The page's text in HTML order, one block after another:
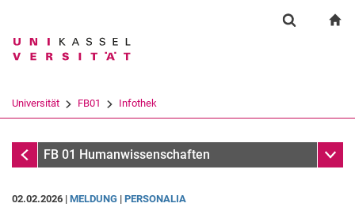
Springe direkt zu: Inhalt
Springe direkt zu: Suche
Springe direkt zu:
Suchbegriff
Suchen (öffnet externen Link in einem
Universität FB01 Infothek
InfothekFB 01 Humanwissenschaften
02.02.2026 | MELDUNG | PERSONALIA